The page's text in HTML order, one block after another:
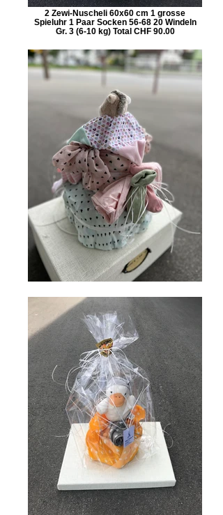
2 Zewi-Nuscheli 60x60 cm 1 grosse
Spieluhr 1 Paar Socken 56-68 20 Windeln
Gr. 3 (6-10 kg) Total CHF 90.00